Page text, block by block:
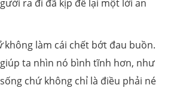
ra đi đã kịp để lại một lời an
không làm cái chết bớt đau buồn.
ta nhìn nó bình tĩnh hơn, như
chứ không chỉ là điều phải né